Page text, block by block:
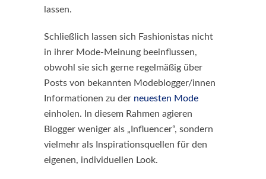
lassen.
Schließlich lassen sich Fashionistas nicht
in ihrer Mode-Meinung beeinflussen,
obwohl sie sich gerne regelmäßig über
Posts von bekannten Modeblogger/innen
Informationen zu der neuesten Mode
einholen. In diesem Rahmen agieren
Blogger weniger als „Influencer“, sondern
vielmehr als Inspirationsquellen für den
eigenen, individuellen Look.